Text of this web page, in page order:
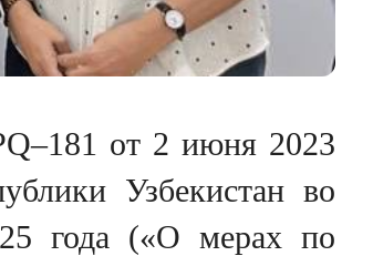
от 2 июня 2023
Узбекистан во
года («О мерах по